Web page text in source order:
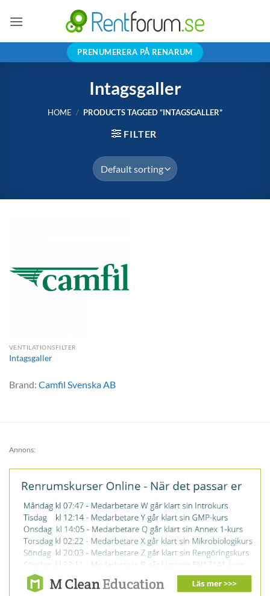
PRENUMERERA PÅ RENARUM
Intagsgaller
HOME / PRODUCTS TAGGED “INTAGSGALLER”
FILTER
VENTILATIONSFILTER
Intagsgaller
Brand: Camfil Svenska AB
Annons: